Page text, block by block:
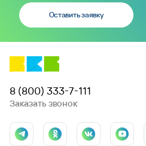
Оставить заявку
8 (800) 333-7-111
Заказать звонок